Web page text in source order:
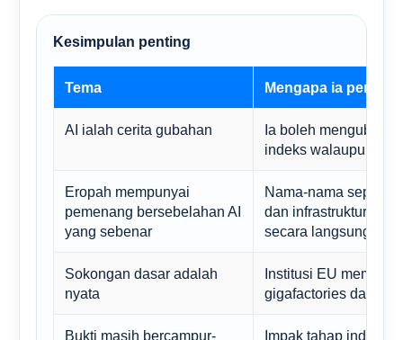
Kesimpulan penting
Tema Mengapa ia penting
AI ialah cerita gubahan
Ia boleh mengubah
indeks walaupun
Eropah mempunyai
pemenang bersebelahan AI
yang sebenar
Nama-nama separa,
dan infrastruktur
secara langsung.
Sokongan dasar adalah
nyata
Institusi EU
gigafactories dan
Bukti masih bercampur- Impak tahap indeks